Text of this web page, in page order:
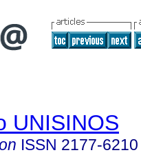
UNISINOS
ISSN 2177-6210